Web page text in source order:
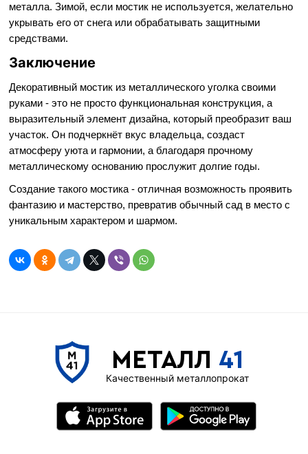
металла. Зимой, если мостик не используется, желательно
укрывать его от снега или обрабатывать защитными
средствами.
Заключение
Декоративный мостик из металлического уголка своими
руками - это не просто функциональная конструкция, а
выразительный элемент дизайна, который преобразит ваш
участок. Он подчеркнёт вкус владельца, создаст
атмосферу уюта и гармонии, а благодаря прочному
металлическому основанию прослужит долгие годы.
Создание такого мостика - отличная возможность проявить
фантазию и мастерство, превратив обычный сад в место с
уникальным характером и шармом.
МЕТАЛЛ 41
Качественный металлопрокат